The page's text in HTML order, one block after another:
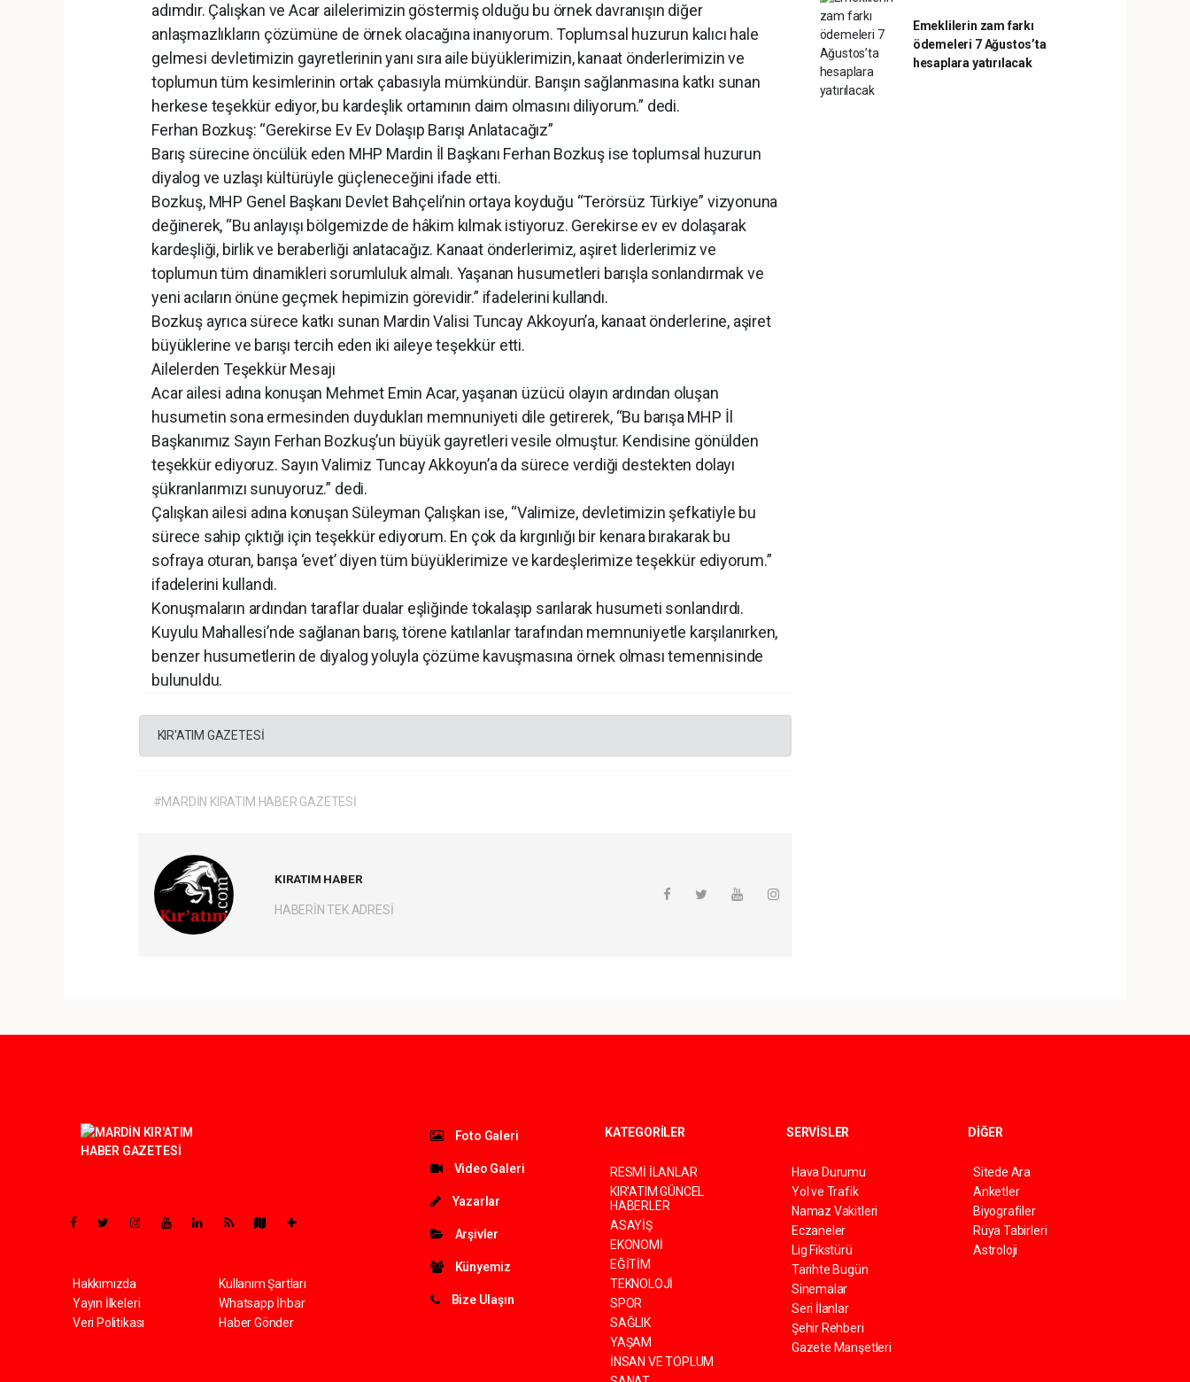
adımdır. Çalışkan ve Acar ailelerimizin göstermiş olduğu bu örnek davranışın diğer
anlaşmazlıkların çözümüne de örnek olacağına inanıyorum. Toplumsal huzurun kalıcı hale
gelmesi devletimizin gayretlerinin yanı sıra aile büyüklerimizin, kanaat önderlerimizin ve
toplumun tüm kesimlerinin ortak çabasıyla mümkündür. Barışın sağlanmasına katkı sunan
herkese teşekkür ediyor, bu kardeşlik ortamının daim olmasını diliyorum.” dedi.
Ferhan Bozkuş: “Gerekirse Ev Ev Dolaşıp Barışı Anlatacağız”
Barış sürecine öncülük eden MHP Mardin İl Başkanı Ferhan Bozkuş ise toplumsal huzurun
diyalog ve uzlaşı kültürüyle güçleneceğini ifade etti.
Bozkuş, MHP Genel Başkanı Devlet Bahçeli’nin ortaya koyduğu “Terörsüz Türkiye” vizyonuna
değinerek, “Bu anlayışı bölgemizde de hâkim kılmak istiyoruz. Gerekirse ev ev dolaşarak
kardeşliği, birlik ve beraberliği anlatacağız. Kanaat önderlerimiz, aşiret liderlerimiz ve
toplumun tüm dinamikleri sorumluluk almalı. Yaşanan husumetleri barışla sonlandırmak ve
yeni acıların önüne geçmek hepimizin görevidir.” ifadelerini kullandı.
Bozkuş ayrıca sürece katkı sunan Mardin Valisi Tuncay Akkoyun’a, kanaat önderlerine, aşiret
büyüklerine ve barışı tercih eden iki aileye teşekkür etti.
Ailelerden Teşekkür Mesajı
Acar ailesi adına konuşan Mehmet Emin Acar, yaşanan üzücü olayın ardından oluşan
husumetin sona ermesinden duydukları memnuniyeti dile getirerek, “Bu barışa MHP İl
Başkanımız Sayın Ferhan Bozkuş’un büyük gayretleri vesile olmuştur. Kendisine gönülden
teşekkür ediyoruz. Sayın Valimiz Tuncay Akkoyun’a da sürece verdiği destekten dolayı
şükranlarımızı sunuyoruz.” dedi.
Çalışkan ailesi adına konuşan Süleyman Çalışkan ise, “Valimize, devletimizin şefkatiyle bu
sürece sahip çıktığı için teşekkür ediyorum. En çok da kırgınlığı bir kenara bırakarak bu
sofraya oturan, barışa ‘evet’ diyen tüm büyüklerimize ve kardeşlerimize teşekkür ediyorum.”
ifadelerini kullandı.
Konuşmaların ardından taraflar dualar eşliğinde tokalaşıp sarılarak husumeti sonlandırdı.
Kuyulu Mahallesi’nde sağlanan barış, törene katılanlar tarafından memnuniyetle karşılanırken,
benzer husumetlerin de diyalog yoluyla çözüme kavuşmasına örnek olması temennisinde
bulunuldu.
KIR'ATIM GAZETESİ
#MARDİN KIRATIM HABER GAZETESİ
KIRATIM HABER
HABERİN TEK ADRESİ
Emeklilerin zam farkı
ödemeleri 7 Ağustos’ta
hesaplara yatırılacak
Hakkımızda
Yayın İlkeleri
Veri Politikası
Kullanım Şartları
Whatsapp İhbar
Haber Gönder
Foto Galeri
Video Galeri
Yazarlar
Arşivler
Künyemiz
Bize Ulaşın
KATEGORİLER
RESMİ İLANLAR
KIR'ATIM GÜNCEL
HABERLER
ASAYİŞ
EKONOMİ
EĞİTİM
TEKNOLOJİ
SPOR
SAĞLIK
YAŞAM
İNSAN VE TOPLUM
SERVİSLER
Hava Durumu
Yol ve Trafik
Namaz Vakitleri
Eczaneler
Lig Fikstürü
Tarihte Bugün
Sinemalar
Seri İlanlar
Şehir Rehberi
Gazete Manşetleri
DİĞER
Sitede Ara
Anketler
Biyografiler
Rüya Tabirleri
Astroloji